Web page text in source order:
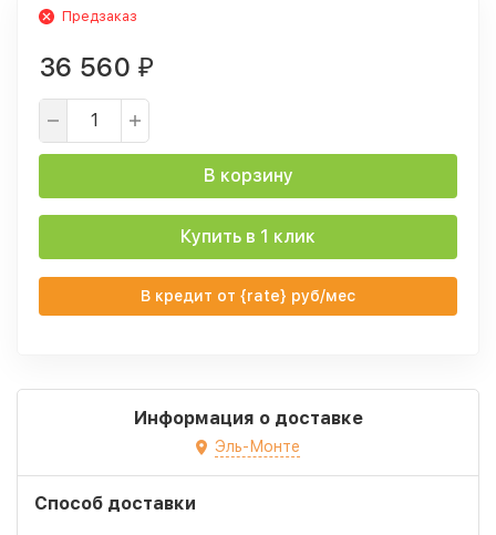
Предзаказ
36 560 ₽
В корзину
Купить в 1 клик
В кредит от {rate} руб/мес
Информация о доставке
Эль-Монте
Способ доставки